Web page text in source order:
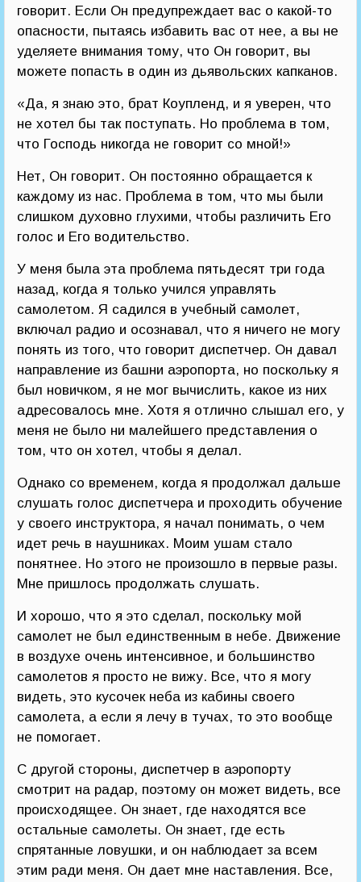
говорит. Если Он предупреждает вас о какой-то
опасности, пытаясь избавить вас от нее, а вы не
уделяете внимания тому, что Он говорит, вы
можете попасть в один из дьявольских капканов.
«Да, я знаю это, брат Коупленд, и я уверен, что
не хотел бы так поступать. Но проблема в том,
что Господь никогда не говорит со мной!»
Нет, Он говорит. Он постоянно обращается к
каждому из нас. Проблема в том, что мы были
слишком духовно глухими, чтобы различить Его
голос и Его водительство.
У меня была эта проблема пятьдесят три года
назад, когда я только учился управлять
самолетом. Я садился в учебный самолет,
включал радио и осознавал, что я ничего не могу
понять из того, что говорит диспетчер. Он давал
направление из башни аэропорта, но поскольку я
был новичком, я не мог вычислить, какое из них
адресовалось мне. Хотя я отлично слышал его, у
меня не было ни малейшего представления о
том, что он хотел, чтобы я делал.
Однако со временем, когда я продолжал дальше
слушать голос диспетчера и проходить обучение
у своего инструктора, я начал понимать, о чем
идет речь в наушниках. Моим ушам стало
понятнее. Но этого не произошло в первые разы.
Мне пришлось продолжать слушать.
И хорошо, что я это сделал, поскольку мой
самолет не был единственным в небе. Движение
в воздухе очень интенсивное, и большинство
самолетов я просто не вижу. Все, что я могу
видеть, это кусочек неба из кабины своего
самолета, а если я лечу в тучах, то это вообще
не помогает.
С другой стороны, диспетчер в аэропорту
смотрит на радар, поэтому он может видеть, все
происходящее. Он знает, где находятся все
остальные самолеты. Он знает, где есть
спрятанные ловушки, и он наблюдает за всем
этим ради меня. Он дает мне наставления. Все,